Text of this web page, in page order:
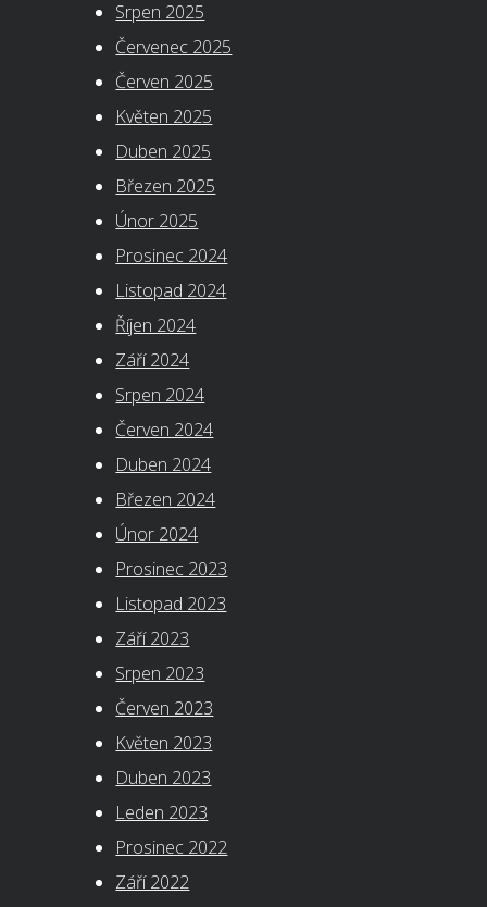
Srpen 2025
Červenec 2025
Červen 2025
Květen 2025
Duben 2025
Březen 2025
Únor 2025
Prosinec 2024
Listopad 2024
Říjen 2024
Září 2024
Srpen 2024
Červen 2024
Duben 2024
Březen 2024
Únor 2024
Prosinec 2023
Listopad 2023
Září 2023
Srpen 2023
Červen 2023
Květen 2023
Duben 2023
Leden 2023
Prosinec 2022
Září 2022